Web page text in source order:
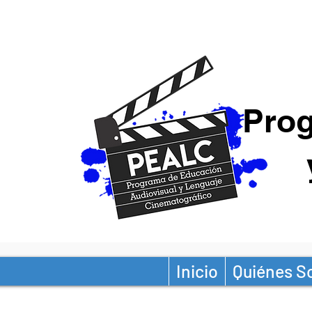
Inicio Quiénes